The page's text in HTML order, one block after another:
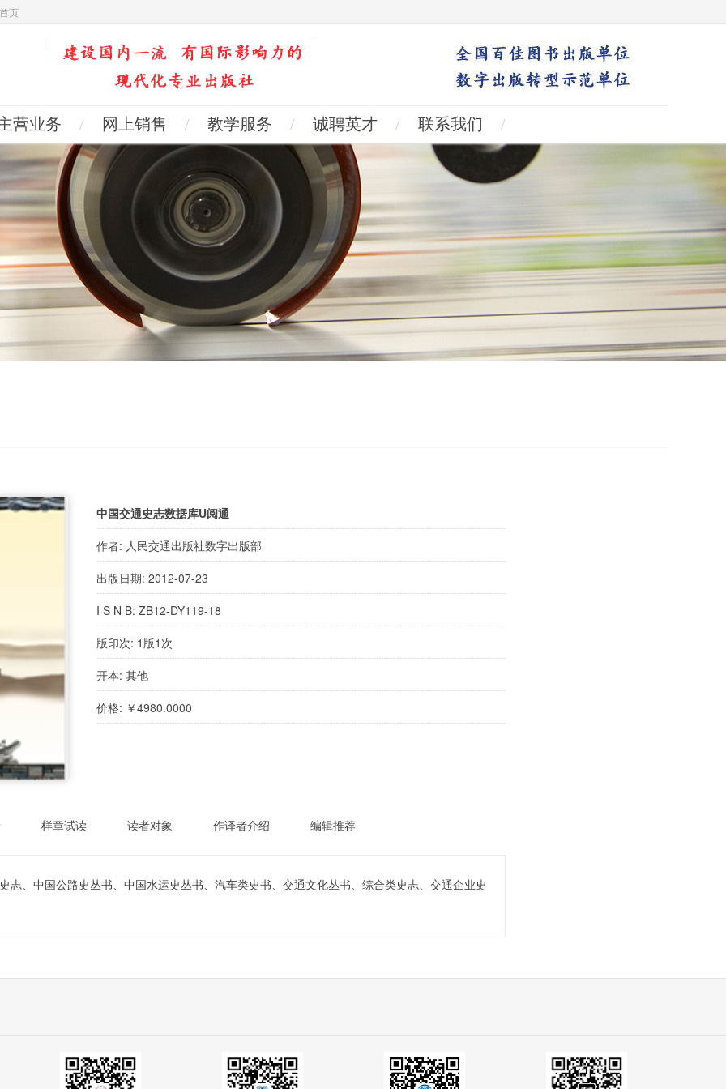
页
营业务 / 网上销售 / 教学服务 / 诚聘英才 / 联系我们 /
中国交通史志数据库U阅通
作者: 人民交通出版社数字出版部
出版日期: 2012-07-23
I S N B: ZB12-DY119-18
版印次: 1版1次
开本: 其他
价格: ￥4980.0000
样章试读 读者对象 作译者介绍 编辑推荐
志、中国公路史丛书、中国水运史丛书、汽车类史书、交通文化丛书、综合类史志、交通企业史